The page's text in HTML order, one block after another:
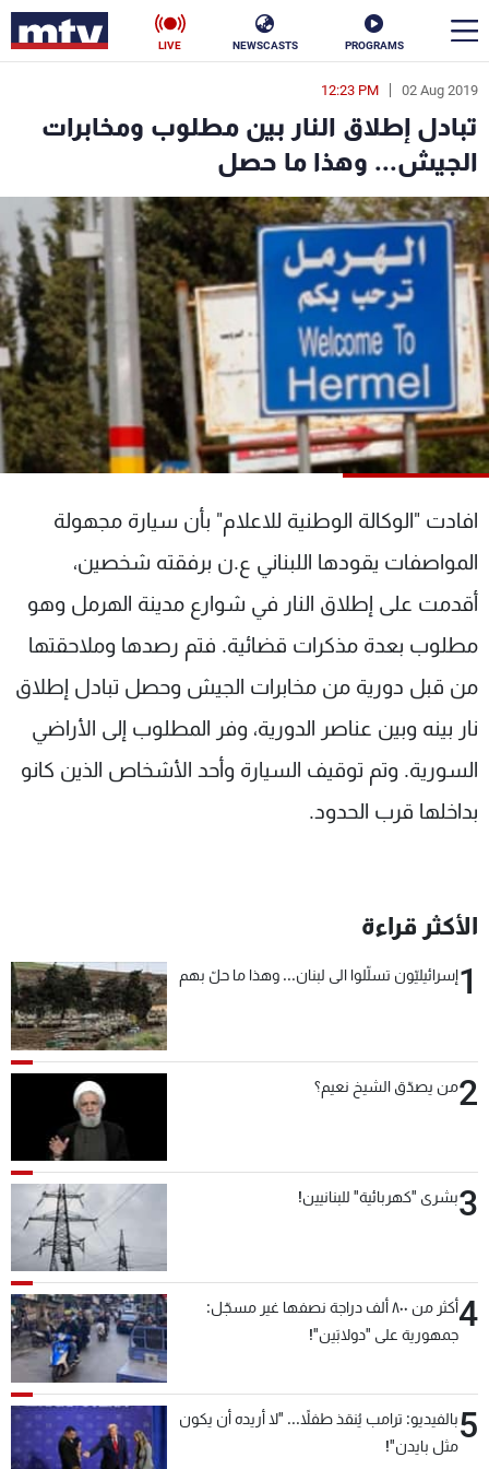
PROGRAMS
NEWSCASTS
LIVE
02 Aug 2019
12:23 PM
تبادل إطلاق النار بين مطلوب ومخابرات
الجيش... وهذا ما حصل
افادت "الوكالة الوطنية للاعلام" بأن سيارة مجهولة
المواصفات يقودها اللبناني ع.ن برفقته شخصين،
أقدمت على إطلاق النار في شوارع مدينة الهرمل وهو
مطلوب بعدة مذكرات قضائية. فتم رصدها وملاحقتها
من قبل دورية من مخابرات الجيش وحصل تبادل إطلاق
نار بينه وبين عناصر الدورية، وفر المطلوب إلى الأراضي
السورية. وتم توقيف السيارة وأحد الأشخاص الذين كانو
بداخلها قرب الحدود.
الأكثر قراءة
1إسرائيليّون تسلّلوا الى لبنان... وهذا ما حلّ بهم
2من يصدّق الشيخ نعيم؟
3بشرى "كهربائية" للبنانيين!
4
أكثر من ٨٠٠ ألف دراجة نصفها غير مسجّل:
جمهورية على "دولابَين"!
5بالفيديو: ترامب يُنقذ طفلاً... "لا أريده أن يكون
مثل بايدن"!
en
الأخبار
سياسة ناس
إقتصاد فن
منوعات رياضة
كأس العالم
البرامج
جدول البرامج
شاهد البرامج
عن MTV
الإنـتـاج
لاعلاناتكم
وظائف
تواصل معنا
شروط الإسـتخدام
سياسة الخصوصية